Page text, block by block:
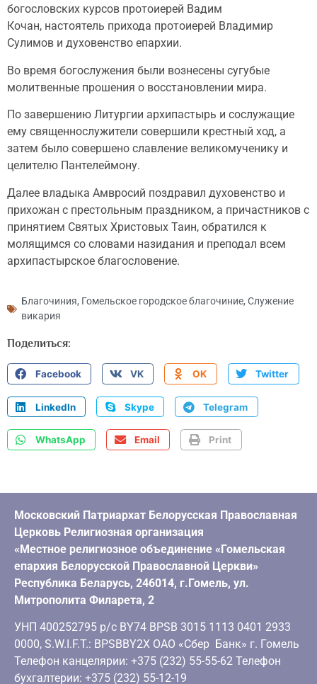
богословских курсов протоиерей Вадим
Кочан, настоятель прихода протоиерей Владимир
Сулимов и духовенство епархии.
Во время богослужения были вознесены сугубые
молитвенные прошения о восстановлении мира.
По завершению Литургии архипастырь и сослужащие
ему священнослужители совершили крестный ход, а
затем было совершено славление великомученику и
целителю Пантелеймону.
Далее владыка Амвросий поздравил духовенство и
прихожан с престольным праздником, а причастников с
принятием Святых Христовых Таин, обратился к
молящимся со словами назидания и преподал всем
архипастырское благословение.
Благочиния, Гомельское городское благочиние, Служение
викария
Поделиться:
Facebook VK OK Twitter
LinkedIn Skype Telegram
WhatsApp Email Print
Московский Патриархат Белорусская Православная
Церковь Религиозная организация
«Местное религиозное объединение «Гомельская
епархия Белорусской Православной Церкви»
Республика Беларусь, 246014, г.Гомель, ул.
Митрополита Филарета, 2
УНП 400252795 р/с BY74 BPSB 3015 1113 0401 2933
0000, S.W.I.F.T.: BPSBBY2X ОАО «Сбер Банк» г. Гомель
Телефон канцелярии: +375 (232) 55-55-62 Телефон
бухгалтерии: +375 (232) 55-12-19